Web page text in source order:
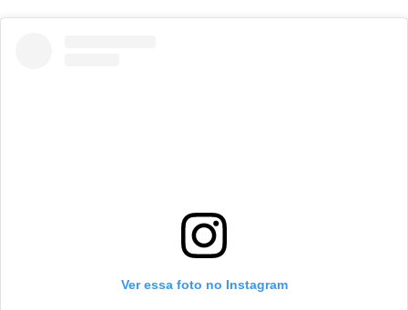
Ver essa foto no Instagram